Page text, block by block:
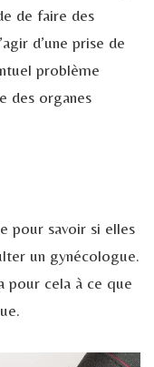
de faire des
d’une prise de
problème
des organes
pour savoir si elles
un gynécologue.
pour cela à ce que